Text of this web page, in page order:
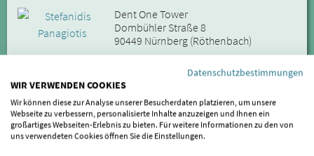
Dent One Tower
Dombühler Straße 8
90449 Nürnberg (Röthenbach)
0911 - 674 000
Entfernung: 97.17 km
zum Profil
Feriste Topouroglou
Datenschutzbestimmungen
WIR VERWENDEN COOKIES
Wir können diese zur Analyse unserer Besucherdaten platzieren, um unsere
Webseite zu verbessern, personalisierte Inhalte anzuzeigen und Ihnen ein
großartiges Webseiten-Erlebnis zu bieten. Für weitere Informationen zu den von
uns verwendeten Cookies öffnen Sie die Einstellungen.